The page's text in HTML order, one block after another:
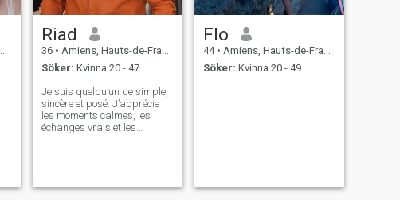
Riad
36 • Amiens, Hauts-de-France, Frankrike
Söker: Kvinna 20 - 47
Je suis quelqu’un de simple,
sincère et posé. J’apprécie
les moments calmes, les
échanges vrais et les
Flo
44 • Amiens, Hauts-de-France, Frankrike
Söker: Kvinna 20 - 49